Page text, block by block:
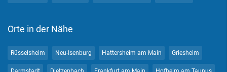
Orte in der Nähe
Rüsselsheim Neu-Isenburg Hattersheim am Main Griesheim